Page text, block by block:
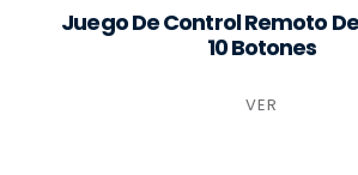
Juego De Control Remoto
10 Botones
VER